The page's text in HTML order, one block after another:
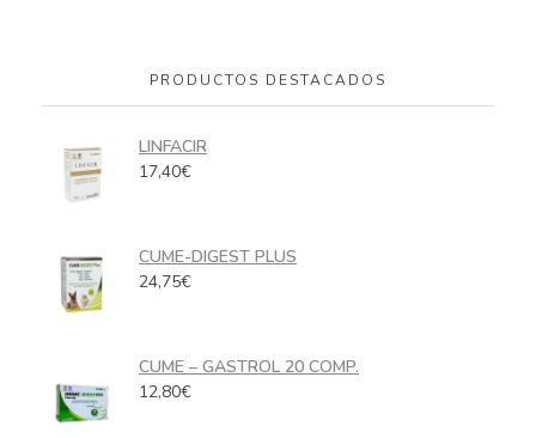
PRODUCTOS DESTACADOS
LINFACIR
17,40€
CUME-DIGEST PLUS
24,75€
CUME – GASTROL 20 COMP.
12,80€